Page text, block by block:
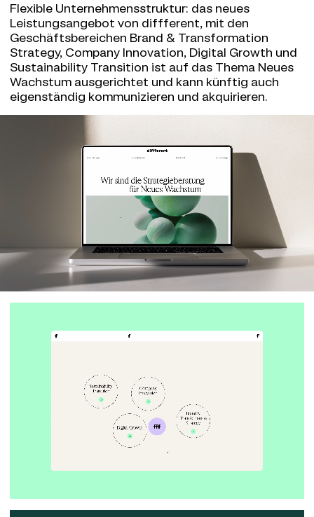
Flexible Unternehmensstruktur: das neues
Leistungsangebot von diffferent, mit den
Geschäftsbereichen Brand & Transformation
Strategy, Company Innovation, Digital Growth und
Sustainability Transition ist auf das Thema Neues
Wachstum ausgerichtet und kann künftig auch
eigenständig kommunizieren und akquirieren.